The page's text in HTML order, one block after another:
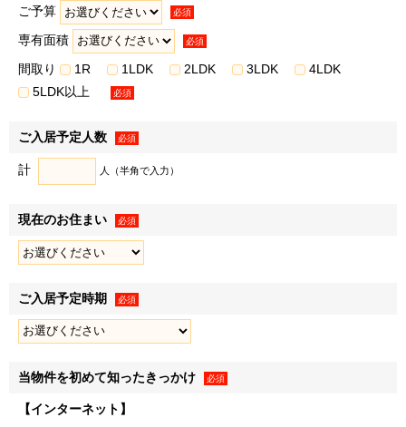
様の属性・興味関心を推定して出稿内容を変える広告手法）
の配信※3
• クーポン・サービス利用時の割引等の特典の提供
※1・※2・※3弊社または弊社のグループ各社が取得した
定した上での案内を含みます。上記の案内・配信・提供は電
等により行います。
食･住･遊･働に関わる、商品・サービスの開発・改善、ならび
に弊社および弊社のグループ各社が行うお客様によりよい商
品・サービスを提供するための市場調査などのマーケティン
グ活動・調査・分析のため
＜例として、以下の利用目的が含まれます＞
• 新規事業の企画、新商品の開発、既存商品・サービスの
• アンケートの実施
• 顧客動向分析
ご予算
必須
専有面積 必須
間取り 1R 1LDK 2LDK 3LDK
4LDK
5LDK以上
必須
ご入居予定人数 必須
計 人（半角で入力）
現在のお住まい 必須
ご入居予定時期 必須
当物件を初めて知ったきっかけ 必須
【インターネット】